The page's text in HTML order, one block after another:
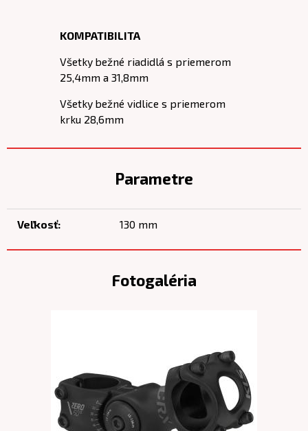
KOMPATIBILITA
Všetky bežné riadidlá s priemerom
25,4mm a 31,8mm
Všetky bežné vidlice s priemerom
krku 28,6mm
Parametre
Veľkosť: 130 mm
Fotogaléria